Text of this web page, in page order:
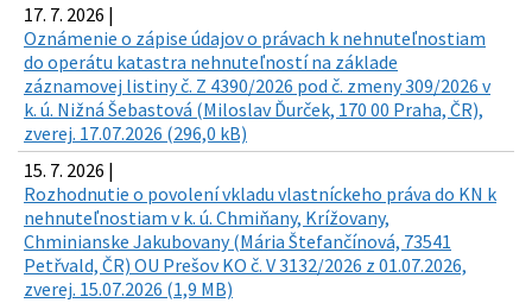
17. 7. 2026 |
Oznámenie o zápise údajov o právach k nehnuteľnostiam
do operátu katastra nehnuteľností na základe
záznamovej listiny č. Z 4390/2026 pod č. zmeny 309/2026 v
k. ú. Nižná Šebastová (Miloslav Ďurček, 170 00 Praha, ČR),
zverej. 17.07.2026 (296,0 kB)
15. 7. 2026 |
Rozhodnutie o povolení vkladu vlastníckeho práva do KN k
nehnuteľnostiam v k. ú. Chmiňany, Krížovany,
Chminianske Jakubovany (Mária Štefančínová, 73541
Petřvald, ČR) OU Prešov KO č. V 3132/2026 z 01.07.2026,
zverej. 15.07.2026 (1,9 MB)